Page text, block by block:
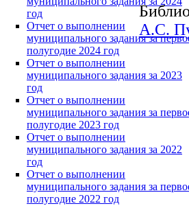
год
Отчет о выполнении
муниципального задания за
полугодие 2024 год
Отчет о выполнении
муниципального задания за 2023
год
Отчет о выполнении
муниципального задания за
полугодие 2023 год
Отчет о выполнении
муниципального задания за 2022
год
Отчет о выполнении
муниципального задания за
полугодие 2022 год
А.С.